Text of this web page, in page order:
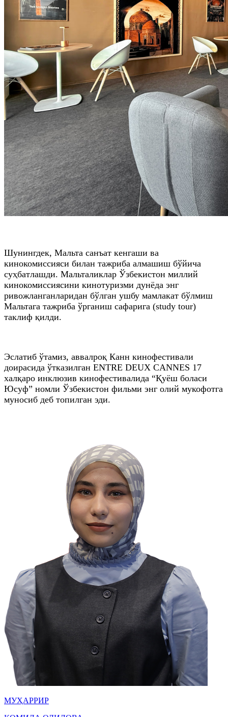
Шунингдек, Мальта санъат кенгаши ва
кинокомиссияси билан тажриба алмашиш бўйича
суҳбатлашди. Мальталиклар Ўзбекистон миллий
кинокомиссиясини кинотуризми дунёда энг
ривожланганларидан бўлган ушбу мамлакат бўлмиш
Мальтага тажриба ўрганиш сафарига (study tour)
таклиф қилди.
Эслатиб ўтамиз, аввалроқ Канн кинофестивали
доирасида ўтказилган ENTRE DEUX CANNES 17
халқаро инклюзив кинофестивалида “Қуёш боласи
Юсуф” номли Ўзбекистон фильми энг олий мукофотга
муносиб деб топилган эди.
МУҲАРРИР